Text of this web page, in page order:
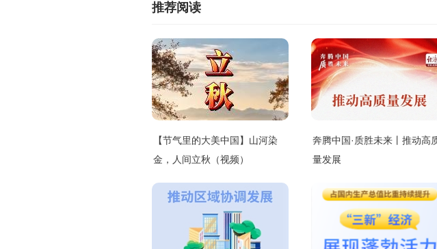
推荐阅读
【节气里的大美中国】山河染
金，人间立秋（视频）
奔腾中国·质胜未来丨推动高
量发展